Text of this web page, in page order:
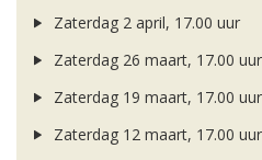
Zaterdag 2 april, 17.00 uur
Zaterdag 26 maart, 17.00 uur
Zaterdag 19 maart, 17.00 uur
Zaterdag 12 maart, 17.00 uur